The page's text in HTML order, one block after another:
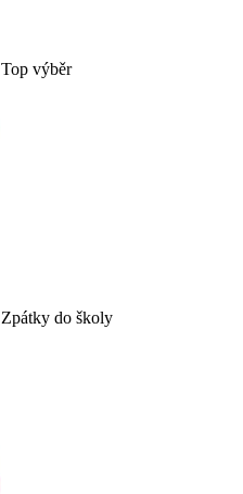
Top výběr
Zpátky do školy